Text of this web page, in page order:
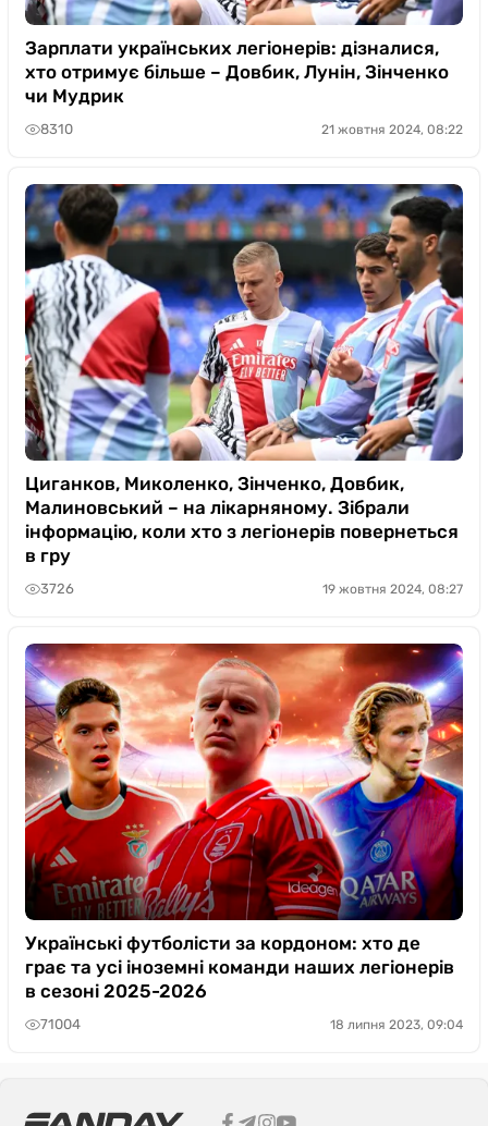
Зарплати українських легіонерів: дізналися,
хто отримує більше – Довбик, Лунін, Зінченко
чи Мудрик
8310 21 жовтня 2024, 08:22
Циганков, Миколенко, Зінченко, Довбик,
Малиновський – на лікарняному. Зібрали
інформацію, коли хто з легіонерів повернеться
в гру
3726 19 жовтня 2024, 08:27
Українські футболісти за кордоном: хто де
грає та усі іноземні команди наших легіонерів
в сезоні 2025-2026
71004 18 липня 2023, 09:04